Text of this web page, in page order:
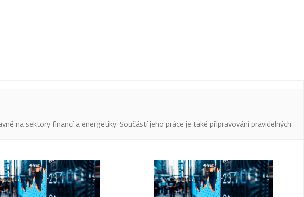
na sektory financí a energetiky. Součástí jeho práce je také připravování pravidelných